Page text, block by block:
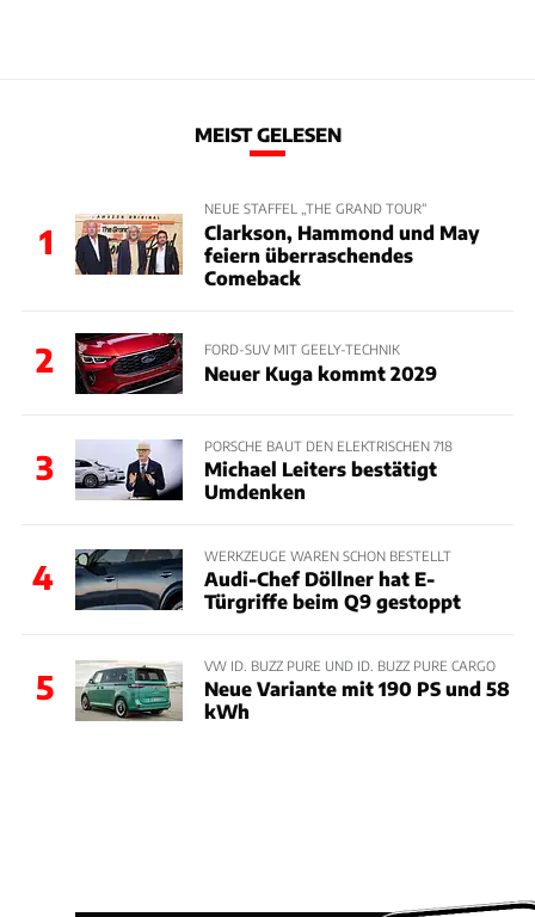
MEIST GELESEN
1
NEUE STAFFEL „THE GRAND TOUR“
Clarkson, Hammond und May
feiern überraschendes
Comeback
2 FORD-SUV MIT GEELY-TECHNIK
Neuer Kuga kommt 2029
3
PORSCHE BAUT DEN ELEKTRISCHEN 718
Michael Leiters bestätigt
Umdenken
4
WERKZEUGE WAREN SCHON BESTELLT
Audi-Chef Döllner hat E-
Türgriffe beim Q9 gestoppt
5
VW ID. BUZZ PURE UND ID. BUZZ PURE CARGO
Neue Variante mit 190 PS und 58
kWh